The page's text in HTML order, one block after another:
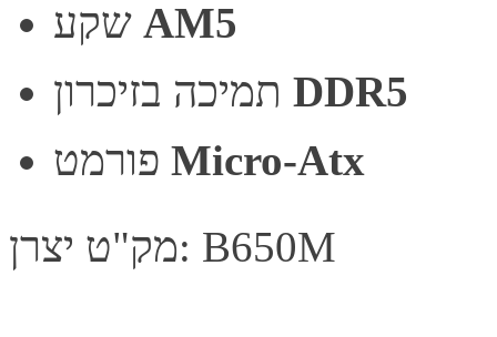
AM5
DDR5
Micro-Atx
מק"ט יצרן: B650M